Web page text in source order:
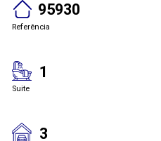
95930
Referência
1
Suite
3